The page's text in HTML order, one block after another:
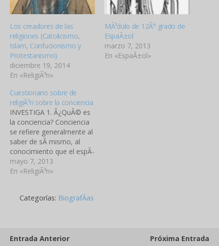
Los creadores de las
religiones (Catolicismo,
Islam, Confucionismo y
Protestanismo)
diciembre 19, 2014
En «ReligiÃ³n»
MÃ³dulo de 12Â° grado de
EspaÃ±ol
marzo 7, 2013
En «EspaÃ±ol»
Cuestionario sobre de
religiÃ³n sobre la conciencia
INVESTIGA 1. Â¿QuÃ© es
la conciencia? Conciencia
se refiere generalmente al
saber de sÃ­ mismo, al
conocimiento que el espÃ­
ritu humano tiene de su
propia existencia, estados
conciencia? Hasta en las
el corazÃ³n…
mayo 7, 2013
En «ReligiÃ³n»
Categorías: BiografÃ­as
Entrada Anterior
Próxima Entrada